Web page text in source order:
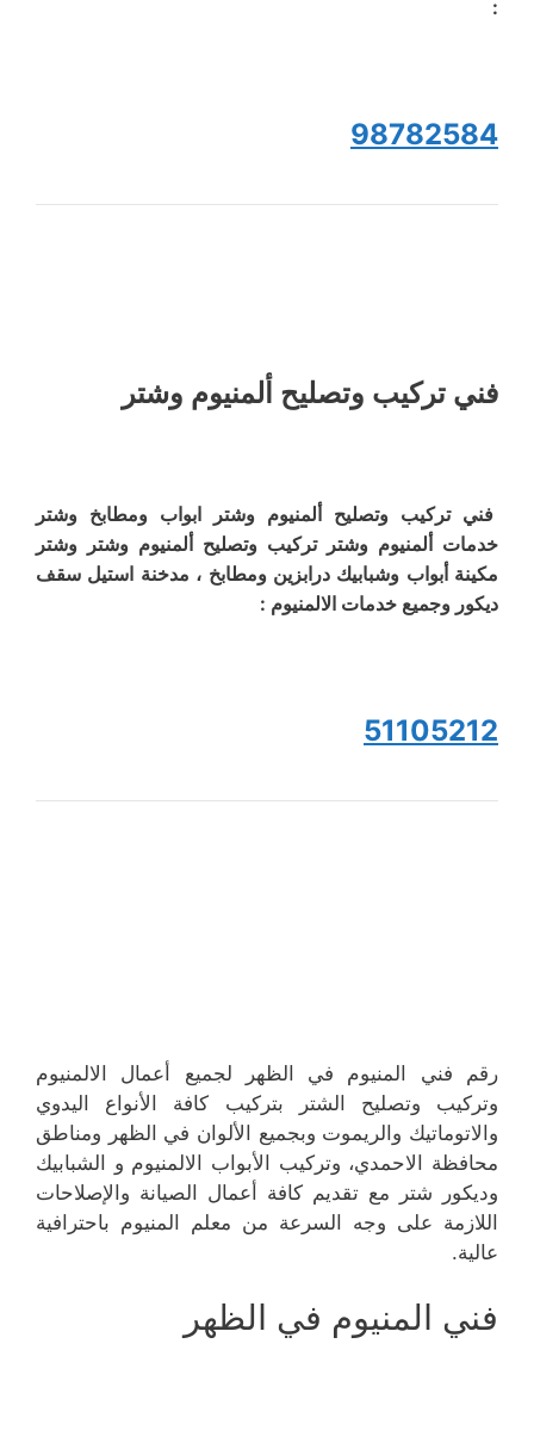
:
98782584
فني تركيب وتصليح ألمنيوم وشتر
فني تركيب وتصليح ألمنيوم وشتر ابواب ومطابخ وشتر
خدمات ألمنيوم وشتر تركيب وتصليح ألمنيوم وشتر وشتر
مكينة أبواب وشبابيك درابزين ومطابخ ، مدخنة استيل سقف
ديكور وجميع خدمات الالمنيوم :
51105212
رقم فني المنيوم في الظهر لجميع أعمال الالمنيوم
وتركيب وتصليح الشتر بتركيب كافة الأنواع اليدوي
والاتوماتيك والريموت وبجميع الألوان في الظهر ومناطق
محافظة الاحمدي، وتركيب الأبواب الالمنيوم و الشبابيك
وديكور شتر مع تقديم كافة أعمال الصيانة والإصلاحات
اللازمة على وجه السرعة من معلم المنيوم باحترافية
عالية.
فني المنيوم في الظهر